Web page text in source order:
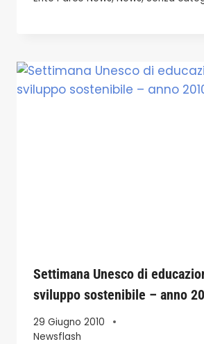
Settimana Unesco di
sviluppo sostenibile – anno
29 Giugno 2010
Newsflash